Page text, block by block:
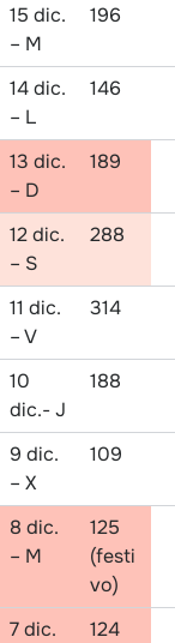
15 dic.
– M
196
14 dic.
– L
146
13 dic.
– D
189
12 dic.
– S
288
11 dic.
– V
314
10
dic.- J
188
9 dic.
– X
109
8 dic.
– M
125
(festi
vo)
7 dic.
124